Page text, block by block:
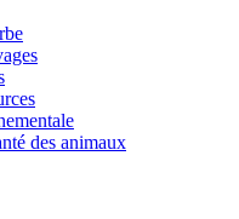
des animaux